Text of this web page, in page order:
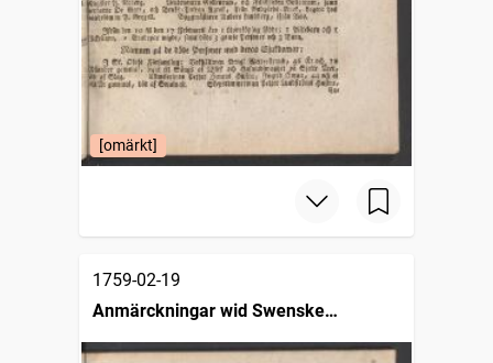
[omärkt]
1759-02-19
Anmärckningar wid Swenske
posttidningarne